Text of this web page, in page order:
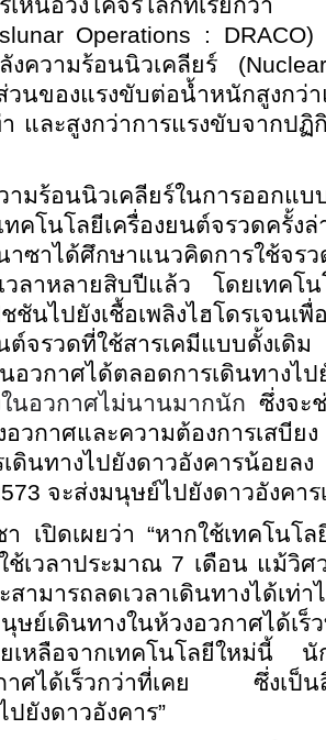
รเหนือวงโคจรโลกที่เรียกว่
Operations : DRACO)
วามร้อนนิวเคลียร์
งแรงขับต่อน้ำหนักสูงกว่า
และสูงกว่าการแรงขับจากปฏิ
มร้อนนิวเคลียร์ในการออกแบ
นโลยีเครื่องยนต์จรวดครั้งล่
ซาได้ศึกษาแนวคิดการใช้จร
าหลายสิบปีแล้ว โดยเทคโน
นไปยังเชื้อเพลิงไฮโดรเจนเพื่
ต์จรวดที่ใช้สารเคมีแบบดั้งเดิ
วกาศได้ตลอดการเดินทางไป
ในอวกาศไม่นานมากนัก ซึ่งจะ
งอวกาศและความต้องการ
นทางไปยังดาวอังคารน้อยล
จะส่งมนุษย์ไปยังดาวอังคาร
เปิดเผยว่า “หากใช้เทคโนโ
ช้เวลาประมาณ 7 เดือน แม้วิศ
ะสามารถลดเวลาเดินทางไ
ย์เดินทางในห้วงอวกาศได้เร็
เหลือจากเทคโนโลยีใหม่นี้ นั
กาศได้เร็วกว่าที่เคย ซึ่งเป็น
ยังดาวอังคาร”